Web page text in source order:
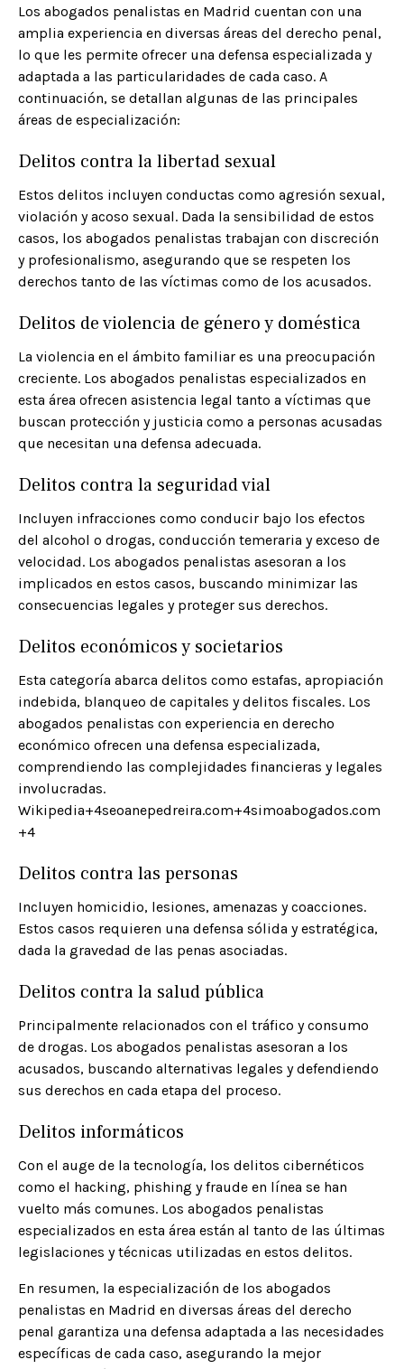
Los abogados penalistas en Madrid cuentan con una
amplia experiencia en diversas áreas del derecho penal,
lo que les permite ofrecer una defensa especializada y
adaptada a las particularidades de cada caso. A
continuación, se detallan algunas de las principales
áreas de especialización:​
Delitos contra la libertad sexual
Estos delitos incluyen conductas como agresión sexual,
violación y acoso sexual. Dada la sensibilidad de estos
casos, los abogados penalistas trabajan con discreción
y profesionalismo, asegurando que se respeten los
derechos tanto de las víctimas como de los acusados.​
Delitos de violencia de género y doméstica
La violencia en el ámbito familiar es una preocupación
creciente. Los abogados penalistas especializados en
esta área ofrecen asistencia legal tanto a víctimas que
buscan protección y justicia como a personas acusadas
que necesitan una defensa adecuada.​
Delitos contra la seguridad vial
Incluyen infracciones como conducir bajo los efectos
del alcohol o drogas, conducción temeraria y exceso de
velocidad. Los abogados penalistas asesoran a los
implicados en estos casos, buscando minimizar las
consecuencias legales y proteger sus derechos.​
Delitos económicos y societarios
Esta categoría abarca delitos como estafas, apropiación
indebida, blanqueo de capitales y delitos fiscales. Los
abogados penalistas con experiencia en derecho
económico ofrecen una defensa especializada,
comprendiendo las complejidades financieras y legales
involucradas.​
Wikipedia+4seoanepedreira.com+4simoabogados.com
+4
Delitos contra las personas
Incluyen homicidio, lesiones, amenazas y coacciones.
Estos casos requieren una defensa sólida y estratégica,
dada la gravedad de las penas asociadas.​
Delitos contra la salud pública
Principalmente relacionados con el tráfico y consumo
de drogas. Los abogados penalistas asesoran a los
acusados, buscando alternativas legales y defendiendo
sus derechos en cada etapa del proceso.​
Delitos informáticos
Con el auge de la tecnología, los delitos cibernéticos
como el hacking, phishing y fraude en línea se han
vuelto más comunes. Los abogados penalistas
especializados en esta área están al tanto de las últimas
legislaciones y técnicas utilizadas en estos delitos.​
En resumen, la especialización de los abogados
penalistas en Madrid en diversas áreas del derecho
penal garantiza una defensa adaptada a las necesidades
específicas de cada caso, asegurando la mejor